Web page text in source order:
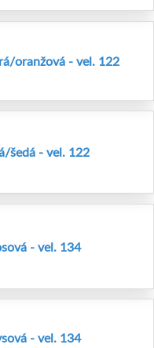
oranžová - vel. 122
šedá - vel. 122
- vel. 134
- vel. 134